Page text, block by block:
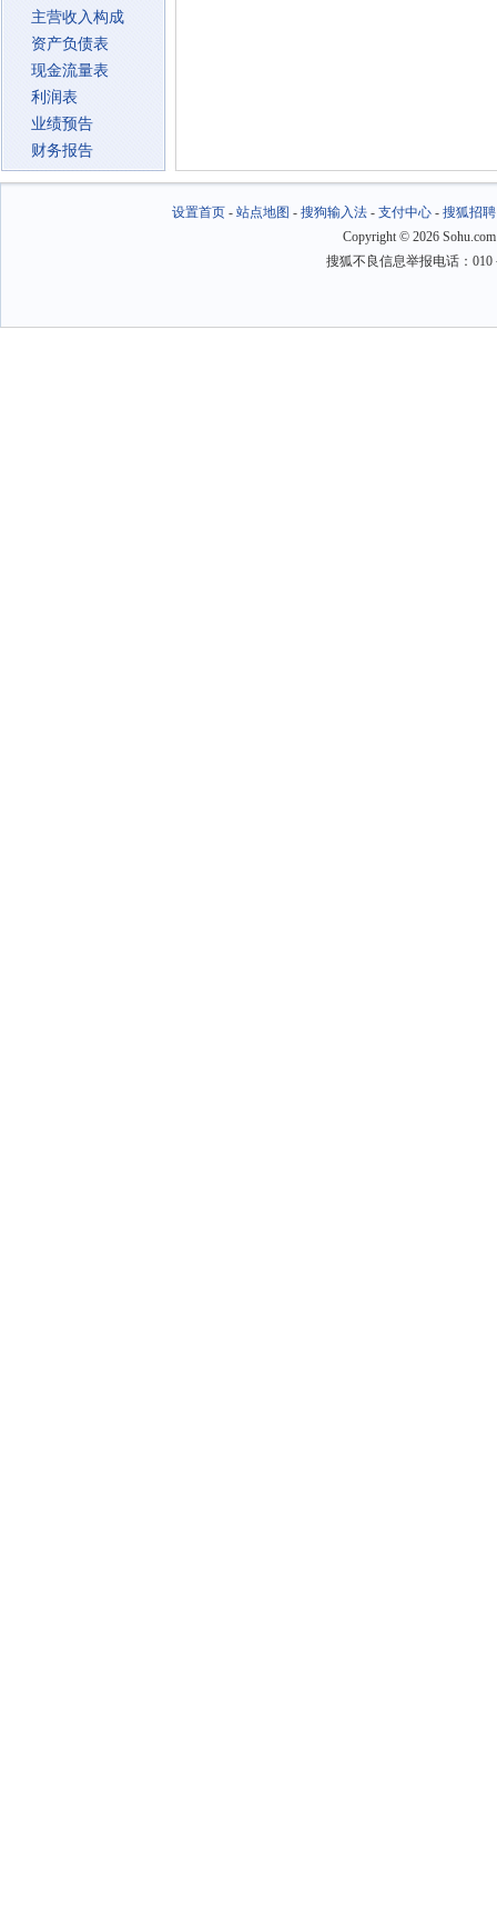
主营收入构成
资产负债表
现金流量表
利润表
业绩预告
财务报告
设置首页- 站点地图 - 搜狗输入法- 支付中心- 搜狐招聘
Copyright © 2026
搜狐不良信息举报电话：010